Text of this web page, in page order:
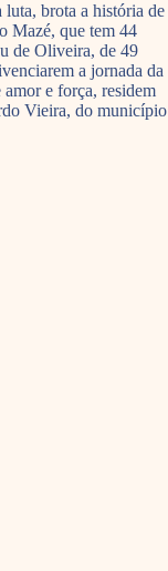
luta, brota a história de
Mazé, que tem 44
de Oliveira, de 49
a jornada da
e força, residem
Vieira, do município